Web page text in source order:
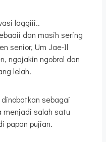
laggiii..
dan masih sering
senior, Um Jae-Il
ngajakin ngobrol dan
lelah.
sebagai
menjadi salah satu
papan pujian.